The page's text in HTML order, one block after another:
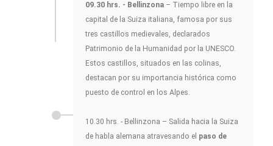
09.30 hrs. - Bellinzona – Tiempo libre en la
capital de la Suiza italiana, famosa por sus
tres castillos medievales, declarados
Patrimonio de la Humanidad por la UNESCO.
Estos castillos, situados en las colinas,
destacan por su importancia histórica como
puesto de control en los Alpes.
10.30 hrs. - Bellinzona – Salida hacia la Suiza
de habla alemana atravesando el paso de